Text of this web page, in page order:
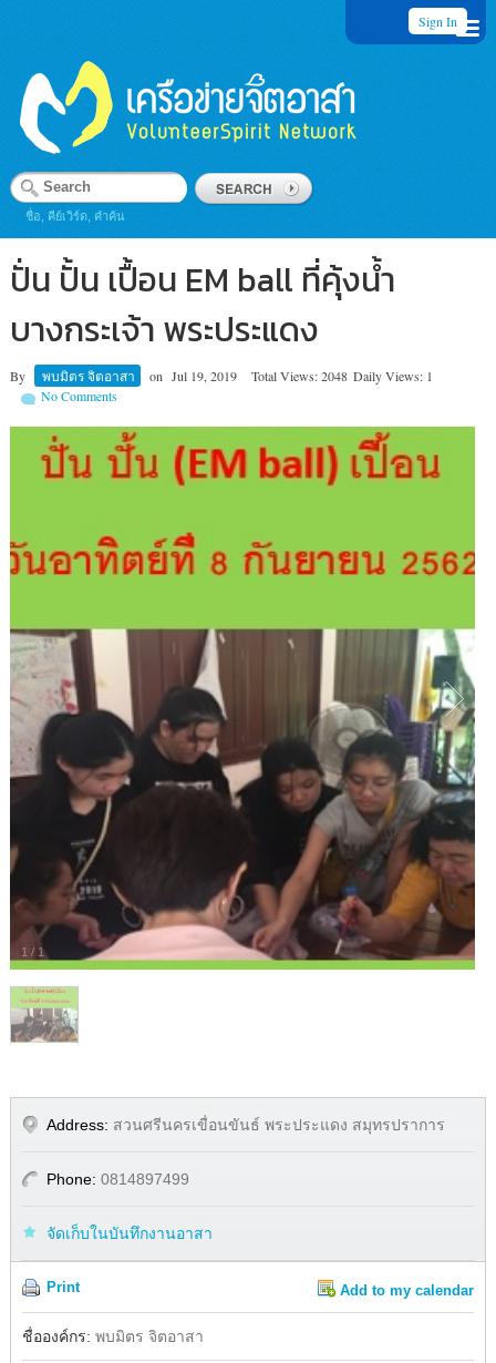
Sign In
ชื่อ, คีย์เวิร์ด, คำค้น
ปั่น ปั้น เปื้อน EM ball ที่คุ้งน้ำ
บางกระเจ้า พระประแดง
By พบมิตร จิตอาสา on Jul 19, 2019 Total Views: 2048 Daily Views: 1
No Comments
1 / 1
Address: สวนศรีนครเขื่อนขันธ์ พระประแดง สมุทรปราการ
Phone: 0814897499
จัดเก็บในบันทึกงานอาสา
Print Add to my calendar
Facebook
ชื่อองค์กร: พบมิตร จิตอาสา